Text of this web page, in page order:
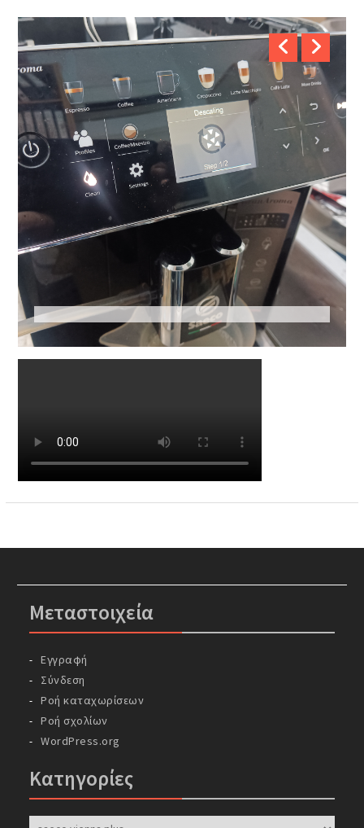
Μεταστοιχεία
Εγγραφή
Σύνδεση
Ροή καταχωρίσεων
Ροή σχολίων
WordPress.org
Kατηγορίες
Kατηγορίες